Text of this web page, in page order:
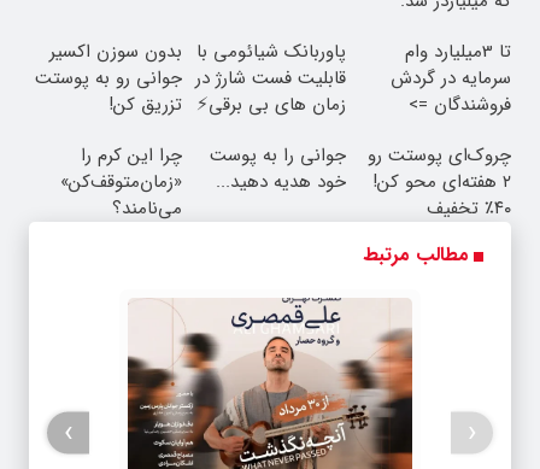
تا 3میلیارد وام
سرمایه در گردش
فروشندگان =>
کن
پاوربانک شیائومی با
قابلیت فست شارژ در
زمان های بی برقی⚡
بدون سوزن اکسیر
جوانی رو به پوستت
تزریق کن!
چروک‌ای پوستت رو
۲ هفته‌ای محو کن!
۴۰٪ تخفیف
جوانی را به پوست
خود هدیه دهید...
چرا این کرم را
«زمان‌متوقف‌کن»
می‌نامند؟
مطالب مرتبط
‹
›